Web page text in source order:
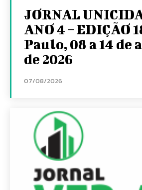
JORNAL
ANO 4 – EDIÇÃO
Paulo, 08 a 14 de
de 2026
07/08/2026